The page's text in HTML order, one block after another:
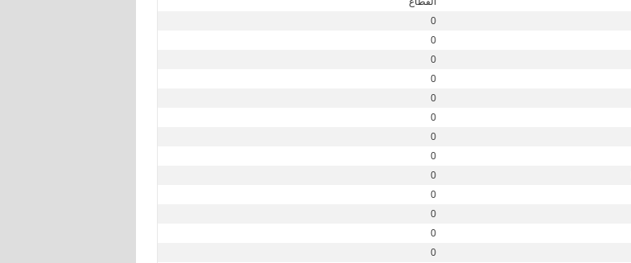
0
0
0
0
0
0
0
0
0
0
0
0
0